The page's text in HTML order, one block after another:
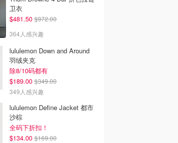
卫衣
$481.50 $972.00
364人感兴趣
lululemon Down and Around
羽绒夹克
除8/10码都有
$189.00 $349.00
349人感兴趣
lululemon Define Jacket 都市
沙棕
全码下折扣！
$134.00 $169.00